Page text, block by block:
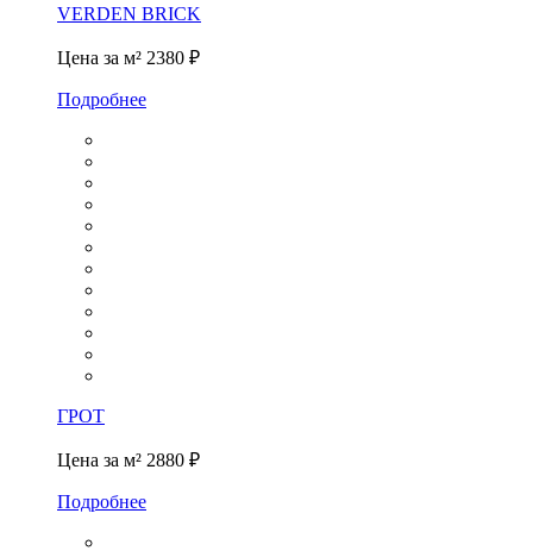
VERDEN BRICK
Цена за м² 2380 ₽
Подробнее
ГРОТ
Цена за м² 2880 ₽
Подробнее